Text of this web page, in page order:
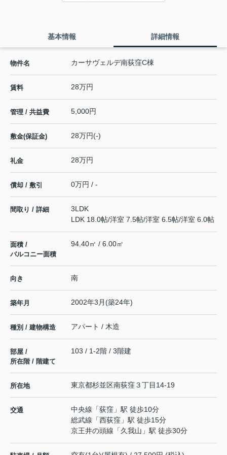
基本情報 詳細情報
物件名 カーサヴェルデ南荻窪C棟
賃料 28万円
管理 / 共益費 5,000円
敷金(保証金) 28万円(-)
礼金 28万円
償却 / 敷引 0万円 / -
間取り / 詳細
3LDK
LDK 18.0帖/洋室 7.5帖/洋室 6.5帖/洋室 6.0帖
面積 /
バルコニー面積
94.40㎡ / 6.00㎡
向き 南
築年月 2002年3月(築24年)
種別 / 建物構造 アパート / 木造
部屋 /
所在階 / 階建て
103 / 1-2階 / 3階建
所在地 東京都杉並区南荻窪３丁目14-19
交通 中央線 「荻窪 」駅 徒歩10分
総武線 「西荻窪 」駅 徒歩15分
京王井の頭線 「久我山 」駅 徒歩30分